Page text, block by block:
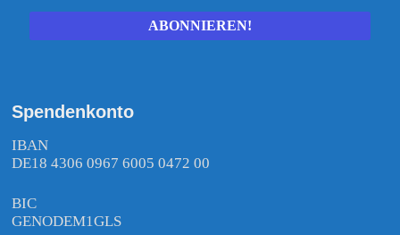
Spendenkonto
IBAN
DE18 4306 0967 6005 0472 00
BIC
GENODEM1GLS